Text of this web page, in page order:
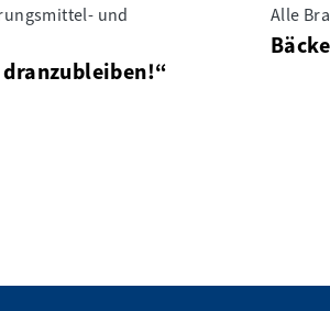
und
Alle